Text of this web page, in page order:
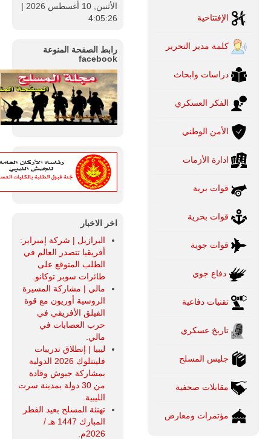
الإفتتاحية
كلمة مدير التحرير
دراسات وابحاث
الفكر العسكري
الأمن الوطني
ادارة الأزمات
قوات برية
قوات بحرية
قوات جوية
دفاع جوي
تقنيات دفاعية
تاريخ عسكري
جليس المسلح
مقابلات صحفية
مؤتمرات ومعارض
الأثنين, 10 أغسطس 2026
|
4:05:27
رابط الصفحة المنوعة
facebook
اخر الاخبار
البرازيل | شركة إمبراير:
أفريقيا تتصدر العالم في
الطلب المتوقع على
طائرات سوبر توكانو.
مالي | مشاركة المسيرة
الروسية أوريون مع قوة
الفيلق الأفريقي في
حرب العصابات في
مالي.
ليبيا | إنطلاق تدريبات
فلينتلوك 2026 الدولية
بمشاركة جيوش وقادة
من 30 دولة بمدينة سرت
الليبية.
تهنئة المسلح بعيد الفطر
المبارك 1447 هـ /
2026م.